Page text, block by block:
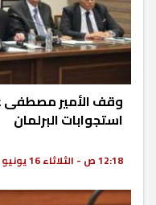
وقف الأمير مصطفى
استجوابات البرلمان
12:18 ص - الثلاثاء 16 يونيو 2026